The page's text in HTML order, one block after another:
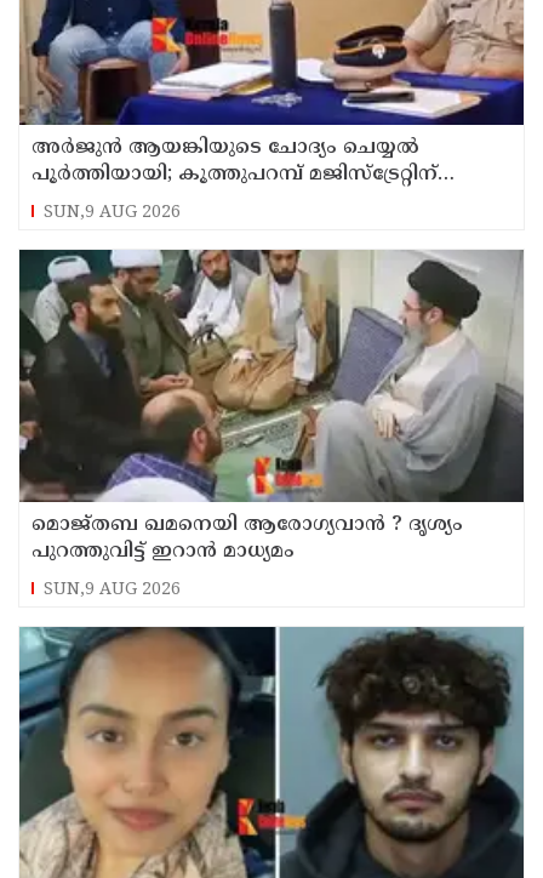
അര്‍ജുന്‍ ആയങ്കിയുടെ ചോദ്യം ചെയ്യല്‍
പൂര്‍ത്തിയായി; കൂത്തുപറമ്പ് മജിസ്ട്രേറ്റിന്
മുൻപില്‍ ഹാജരാക്കും
SUN,9 AUG 2026
മൊജ്തബ ഖമനെയി ആരോഗ്യവാന്‍ ? ദൃശ്യം
പുറത്തുവിട്ട് ഇറാന്‍ മാധ്യമം
SUN,9 AUG 2026